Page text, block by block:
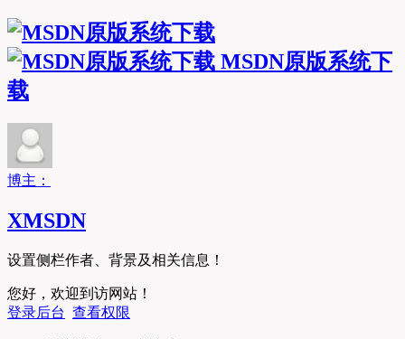
MSDN原版系统下
载
博主：
XMSDN
设置侧栏作者、背景及相关信息！
您好，欢迎到访网站！
登录后台 查看权限